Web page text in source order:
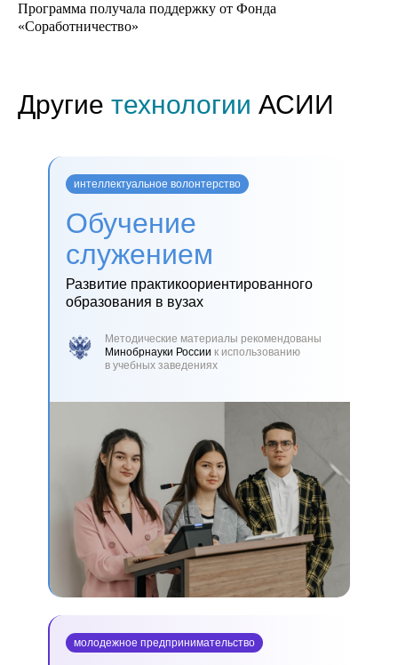
Программа получала поддержку от Фонда
«Соработничество»
Другие технологии АСИИ
интеллектуальное волонтерство
Обучение
служением
Развитие практикоориентированного
образования в вузах
Методические материалы рекомендованы
Минобрнауки России к использованию
в учебных заведениях
молодежное предпринимательство